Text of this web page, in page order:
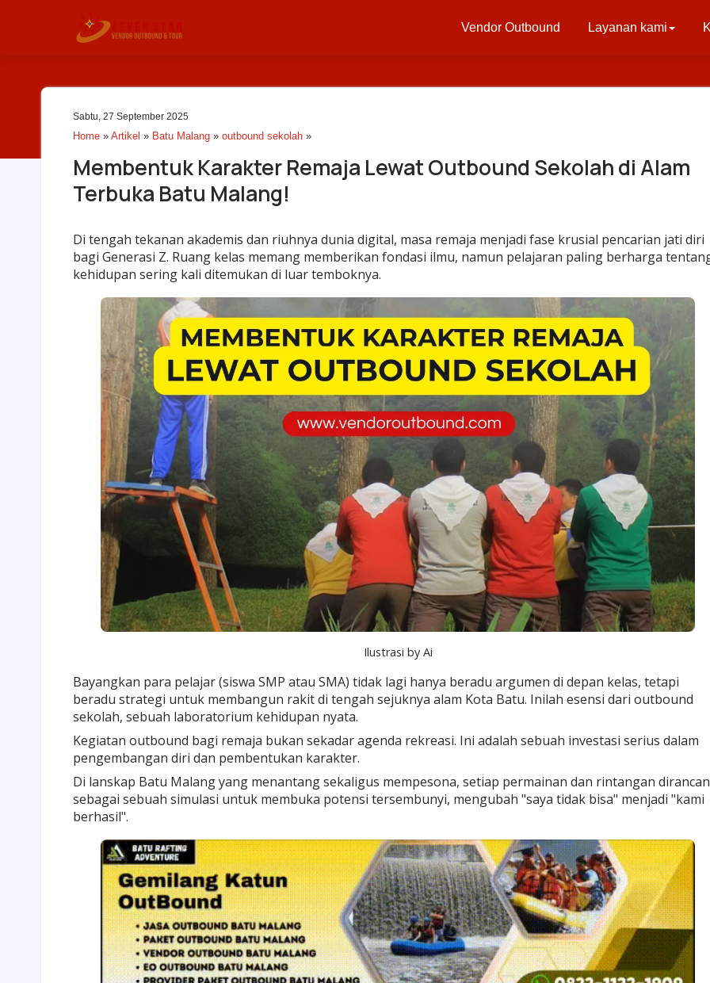
Vendor Outbound Layanan kami
Sabtu, 27 September 2025
Home » Artikel » Batu Malang » outbound sekolah »
Membentuk Karakter Remaja Lewat Outbound Sekolah di Alam
Terbuka Batu Malang!
Di tengah tekanan akademis dan riuhnya dunia digital, masa remaja menjadi fase krusial pencarian jati diri
bagi Generasi Z. Ruang kelas memang memberikan fondasi ilmu, namun pelajaran paling berharga
kehidupan sering kali ditemukan di luar temboknya.
Ilustrasi by Ai
Bayangkan para pelajar (siswa SMP atau SMA) tidak lagi hanya beradu argumen di depan kelas, tetapi
beradu strategi untuk membangun rakit di tengah sejuknya alam Kota Batu. Inilah esensi dari outbound
sekolah, sebuah laboratorium kehidupan nyata.
Kegiatan outbound bagi remaja bukan sekadar agenda rekreasi. Ini adalah sebuah investasi serius dalam
pengembangan diri dan pembentukan karakter.
Di lanskap Batu Malangyang menantang sekaligus mempesona, setiap permainan dan rintangan
sebagai sebuah simulasi untuk membuka potensi tersembunyi, mengubah "saya tidak bisa" menjadi "kami
berhasil".